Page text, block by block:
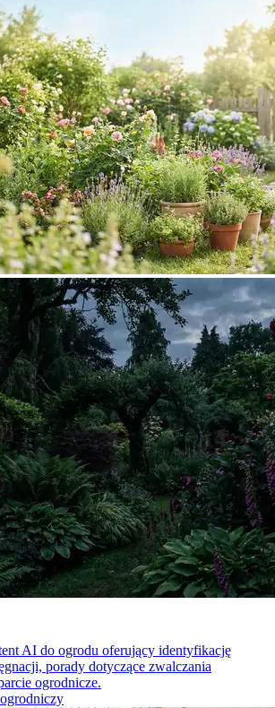
AI do ogrodu oferujący identyfikację
porady dotyczące zwalczania
ogrodnicze.